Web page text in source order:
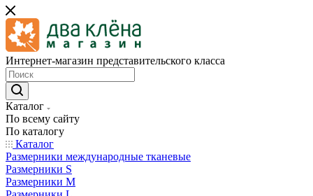
Интернет-магазин представительского класса
Каталог
По всему сайту
По каталогу
Каталог
Размерники международные тканевые
Размерники S
Размерники M